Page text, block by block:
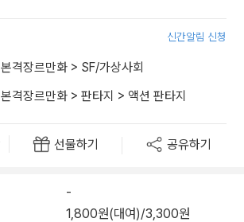
신간알림 신청
본격장르만화 > SF/가상사회
본격장르만화 > 판타지 > 액션 판타지
선물하기 공유하기
-
1,800원(대여)/3,300원